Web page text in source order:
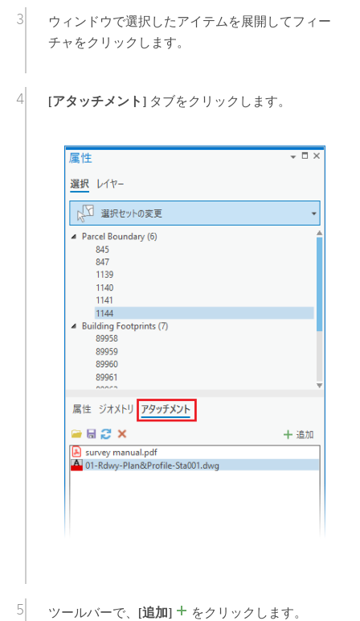
ウィンドウで選択したアイテムを展開してフィー
チャをクリックします。
[アタッチメント]タブをクリックします。
ツールバーで、 [追加] をクリックします。